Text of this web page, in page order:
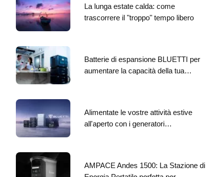
La lunga estate calda: come
trascorrere il "troppo" tempo libero
Batterie di espansione BLUETTI per
aumentare la capacità della tua…
Alimentate le vostre attività estive
all'aperto con i generatori…
AMPACE Andes 1500: La Stazione di